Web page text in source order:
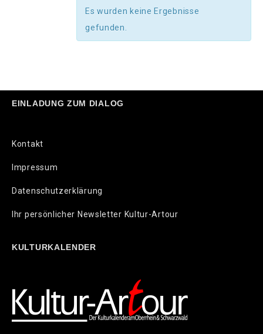
Es wurden keine Ergebnisse
gefunden.
EINLADUNG ZUM DIALOG
Kontakt
Impressum
Datenschutzerklärung
Ihr persönlicher Newsletter Kultur-Artour
KULTURKALENDER